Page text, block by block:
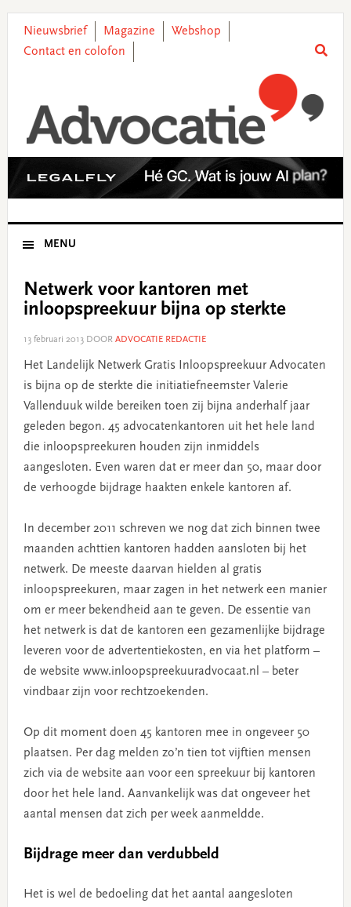
primary
main
primary
footer
Nieuwsbrief Magazine
Webshop
Contact en colofon
MENU
Netwerk voor kantoren met
inloopspreekuur bijna op sterkte
13 februari 2013DOOR ADVOCATIE REDACTIE
Het Landelijk Netwerk Gratis Inloopspreekuur Advocaten
is bijna op de sterkte die initiatiefneemster Valerie
Vallenduuk wilde bereiken toen zij bijna anderhalf jaar
geleden begon. 45 advocatenkantoren uit het hele land
die inloopspreekuren houden zijn inmiddels
aangesloten. Even waren dat er meer dan 50, maar door
de verhoogde bijdrage haakten enkele kantoren af.
In december 2011 schreven we nog dat zich binnen twee
maanden achttien kantoren hadden aansloten bij het
netwerk. De meeste daarvan hielden al gratis
inloopspreekuren, maar zagen in het netwerk een manier
om er meer bekendheid aan te geven. De essentie van
het netwerk is dat de kantoren een gezamenlijke bijdrage
leveren voor de advertentiekosten, en via het platform –
de website www.inloopspreekuuradvocaat.nl – beter
vindbaar zijn voor rechtzoekenden.
Op dit moment doen 45 kantoren mee in ongeveer 50
plaatsen. Per dag melden zo’n tien tot vijftien mensen
zich via de website aan voor een spreekuur bij kantoren
door het hele land. Aanvankelijk was dat ongeveer het
aantal mensen dat zich per week aanmeldde.
Bijdrage meer dan verdubbeld
Het is wel de bedoeling dat het aantal aangesloten